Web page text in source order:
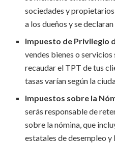
sociedades y
a los dueños y se
Impuesto de Privilegio
vendes bienes o
recaudar el TPT de tus
tasas varían según la
Impuestos sobre la
serás responsable de
sobre la nómina, que
estatales de desempleo